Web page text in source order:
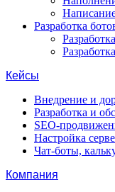
Разработка
Кейсы
Внедрение и
Разработка и
SEO-
Настройка
Чат-боты,
Компания